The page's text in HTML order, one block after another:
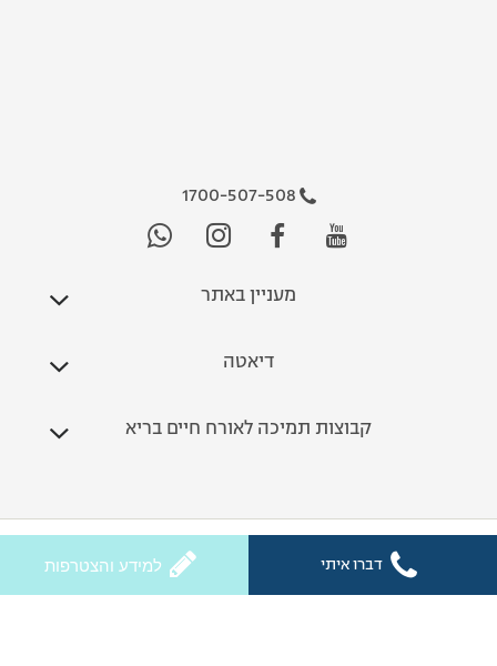
1700-507-508
מעניין באתר
דיאטה
קבוצות תמיכה לאורח חיים בריא
דברו איתי
למידע והצטרפות